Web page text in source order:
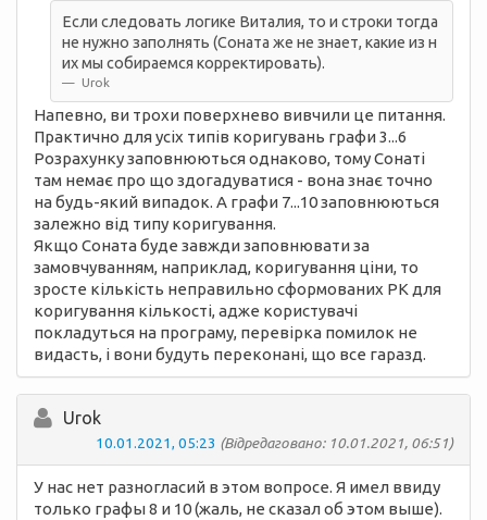
Если следовать логике Виталия, то и строки тогда
не нужно заполнять (Соната же не знает, какие из н
их мы собираемся корректировать).
Urok
Напевно, ви трохи поверхнево вивчили це питання.
Практично для усіх типів коригувань графи 3...6
Розрахунку заповнюються однаково, тому Сонаті
там немає про що здогадуватися - вона знає точно
на будь-який випадок. А графи 7...10 заповнюються
залежно від типу коригування.
Якщо Соната буде завжди заповнювати за
замовчуванням, наприклад, коригування ціни, то
зросте кількість неправильно сформованих РК для
коригування кількості, адже користувачі
покладуться на програму, перевірка помилок не
видасть, і вони будуть переконані, що все гаразд.
Urok
10.01.2021, 05:23 (Відредаговано: 10.01.2021, 06:51)
У нас нет разногласий в этом вопросе. Я имел ввиду
только графы 8 и 10 (жаль, не сказал об этом выше).